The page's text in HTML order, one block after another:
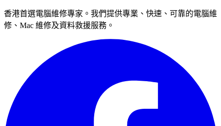
香港首選電腦維修專家。我們提供專業、快速、可靠的電腦維
修、Mac 維修及資料救援服務。